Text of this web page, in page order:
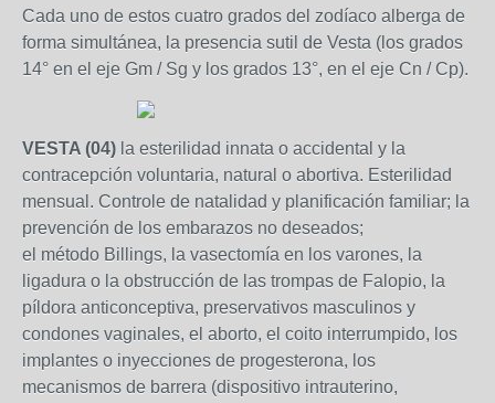
Cada uno de estos cuatro grados del zodíaco alberga de
forma simultánea, la presencia sutil de Vesta (los grados
14° en el eje Gm / Sg y los grados 13°, en el eje Cn / Cp).
VESTA (04) la esterilidad innata o accidental y la
contracepción voluntaria, natural o abortiva. Esterilidad
mensual. Controle de natalidad y planificación familiar; la
prevención de los embarazos no deseados;
el método Billings, la vasectomía en los varones, la
ligadura o la obstrucción de las trompas de Falopio, la
píldora anticonceptiva, preservativos masculinos y
condones vaginales, el aborto, el coito interrumpido, los
implantes o inyecciones de progesterona, los
mecanismos de barrera (dispositivo intrauterino,